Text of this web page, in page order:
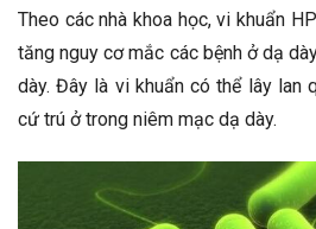
Theo các nhà khoa học, vi khuẩn
tăng nguy cơ mắc các bệnh ở dạ
dày. Đây là vi khuẩn có thể lây lan
cứ trú ở trong niêm mạc dạ dày.